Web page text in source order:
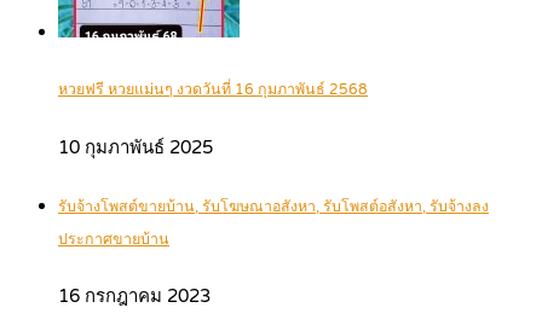
หวยฟรี หวยแม่นๆ งวดวันที่ 16 กุมภาพันธ์ 2568
10 กุมภาพันธ์ 2025
รับจ้างโพสต์ขายบ้าน, รับโฆษณาอสังหา, รับโพสต์อสังหา, รับจ้างลง
ประกาศขายบ้าน
16 กรกฎาคม 2023